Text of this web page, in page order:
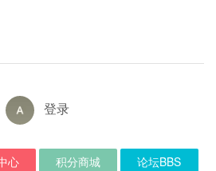
登录
心 积分商城 论坛BBS